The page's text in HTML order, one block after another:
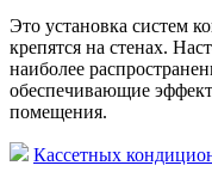
Это установка систем
крепятся на стенах.
наиболее
обеспечивающие
помещения.
Кассетных